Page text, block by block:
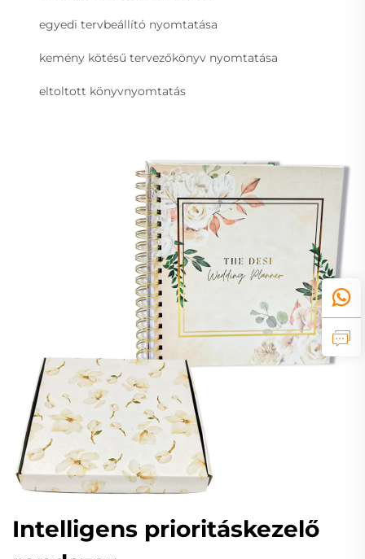
egyedi tervbeállító nyomtatása
kemény kötésű tervezőkönyv nyomtatása
eltoltott könyvnyomtatás
Intelligens prioritáskezelő